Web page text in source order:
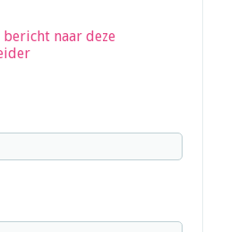
naar deze